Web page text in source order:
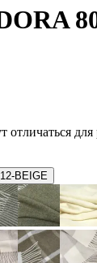
отличаться
BEIGE